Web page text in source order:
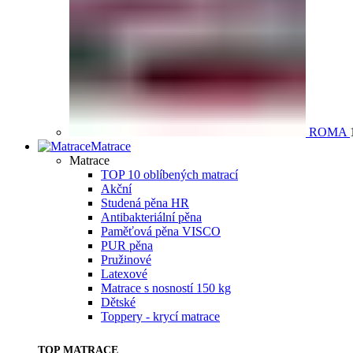
ROMA
Matrace
Matrace
TOP 10 oblíbených matrací
Akční
Studená pěna HR
Antibakteriální pěna
Paměťová pěna VISCO
PUR pěna
Pružinové
Latexové
Matrace s nosností 150 kg
Dětské
Toppery - krycí matrace
TOP MATRACE